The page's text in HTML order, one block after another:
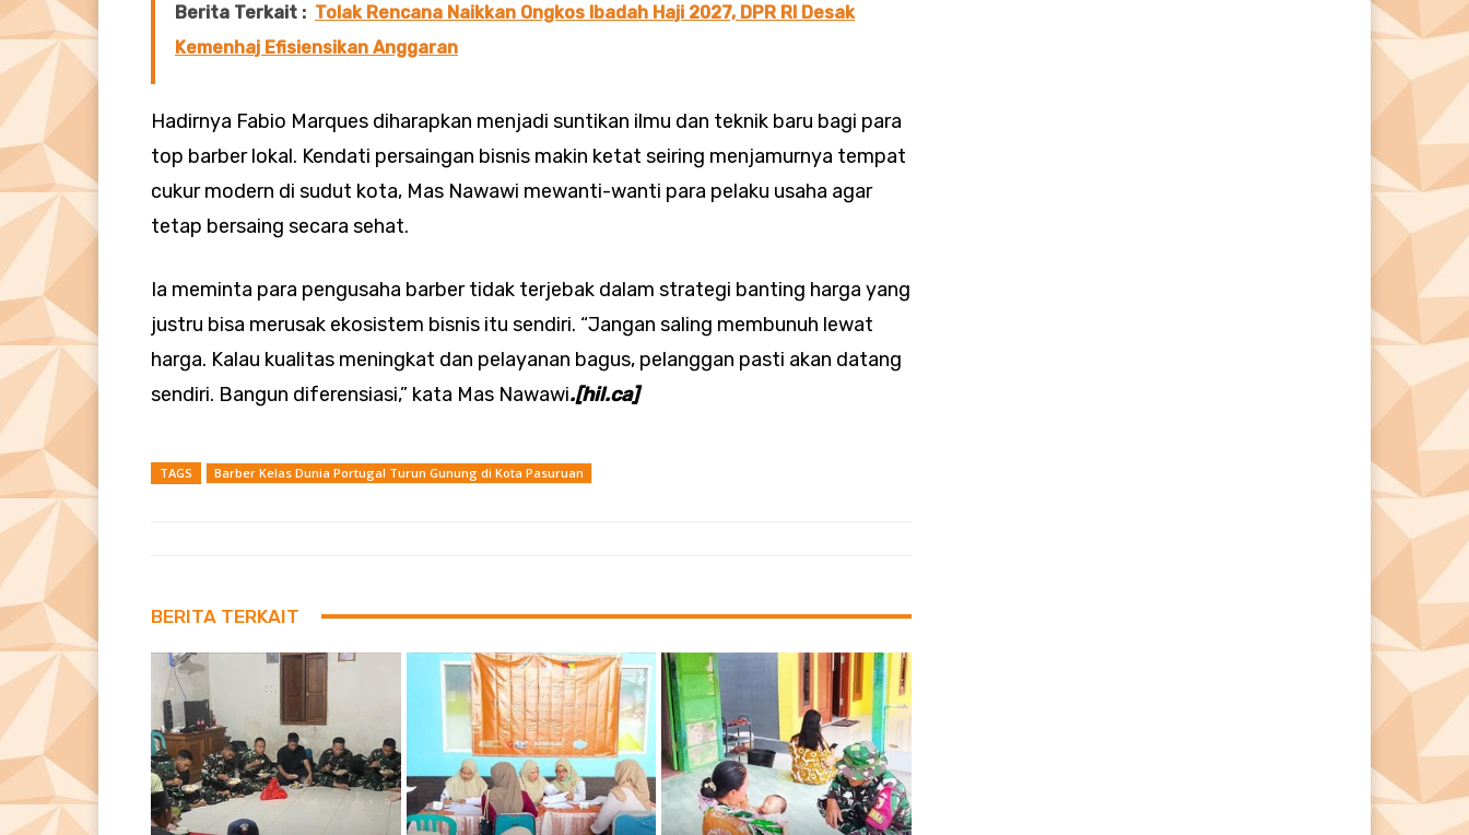
Berita Terkait : Tolak Rencana Naikkan Ongkos Ibadah Haji 2027, DPR RI Desak
Kemenhaj Efisiensikan Anggaran
Hadirnya Fabio Marques diharapkan menjadi suntikan ilmu dan teknik baru bagi para
top barber lokal. Kendati persaingan bisnis makin ketat seiring menjamurnya tempat
cukur modern di sudut kota, Mas Nawawi mewanti-wanti para pelaku usaha agar
tetap bersaing secara sehat.
Ia meminta para pengusaha barber tidak terjebak dalam strategi banting harga yang
justru bisa merusak ekosistem bisnis itu sendiri. “Jangan saling membunuh lewat
harga. Kalau kualitas meningkat dan pelayanan bagus, pelanggan pasti akan datang
sendiri. Bangun diferensiasi,” kata Mas Nawawi.[hil.ca]
TAGS Barber Kelas Dunia Portugal Turun Gunung di Kota Pasuruan
BERITA TERKAIT